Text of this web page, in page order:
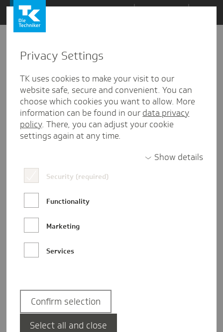
Zum
Inhalt
springen
den
Kommentaren
Sweety Nagahi
Privacy Settings
TK uses cookies to make your visit to our
website safe, secure and convenient. You can
choose which cookies you want to allow. More
information can be found in our data privacy
policy. There, you can adjust your cookie
settings again at any time.
Show details
Security (required)
Functionality
Marketing
Services
Confirm selection
Select all and close